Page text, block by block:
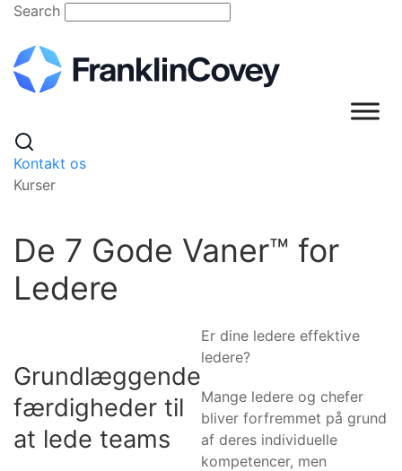
Skip
content
Search
Kontakt os
Kurser
De 7 Gode Vaner™ for
Ledere
Grundlæggende
færdigheder til
at lede teams
Er dine ledere effektive
ledere?
Mange ledere og chefer
bliver forfremmet på grund
af deres individuelle
kompetencer, men